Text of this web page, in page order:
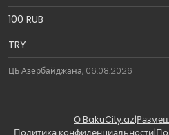
100 RUB
TRY
ЦБ Азербайджана, 06.08.2026
О BakuCity.az|